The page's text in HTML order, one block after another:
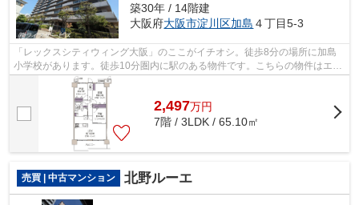
築30年 / 14階建
大阪府大阪市淀川区加島 ４丁目5-3
「レックスシティウィング大阪」のここがイチオシ。徒歩8分の場所に加島
小学校があります。徒歩10分圏内に駅のある物件です。こちらの物件はエレ
ベーター2基付きです。大阪市淀川区エ...
2,497万円
7階 / 3LDK / 65.10㎡
売買 | 中古マンション 北野ルーエ